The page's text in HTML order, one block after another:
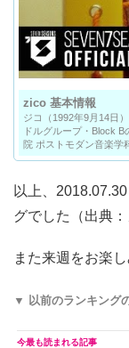
zico 基本情報
ジコ（1992年9月14日
ドルグループ・Block
院 ポストモダン音楽学
以上、
グでした（出典
また来週をお楽
▼ 以前のランキング